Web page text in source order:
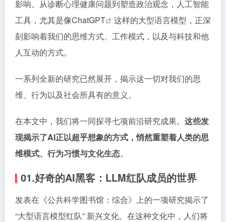
影响。从诊断心理健康问题到塑造政治观念，人工智能
工具，尤其是像ChatGPT
这样的大型语言模型，正深
刻影响着我们的思维方式、工作模式，以及与科技和他
人互动的方式。
一系列全新的研究已然展开，揭示这一切对我们的思
维、行为以及社会所具有的意义。
在本文中，我们将一同探寻七项前沿研究成果。 这些发
现揭示了AI正以超乎想象的方式，悄然重塑着人类的思
维模式、行为习惯与文化生态。
01.好奇的AI黑客：LLM红队成员的世界
发表在《公共科学图书馆：综合》上的一项研究揭示了
“大型语言模型红队” 新兴文化。在这种文化中，人们将